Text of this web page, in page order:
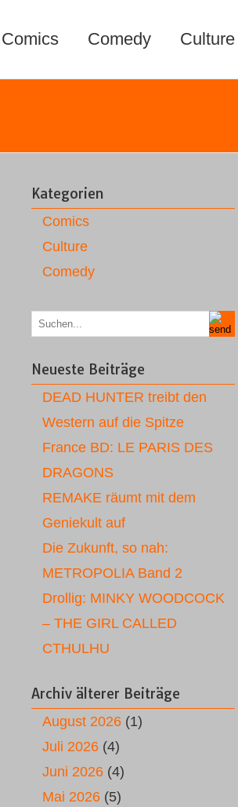
Comics Comedy Culture
Kategorien
Comics
Culture
Comedy
Neueste Beiträge
DEAD HUNTER treibt den
Western auf die Spitze
France BD: LE PARIS DES
DRAGONS
REMAKE räumt mit dem
Geniekult auf
Die Zukunft, so nah:
METROPOLIA Band 2
Drollig: MINKY WOODCOCK
– THE GIRL CALLED
CTHULHU
Archiv älterer Beiträge
August 2026 (1)
Juli 2026 (4)
Juni 2026 (4)
Mai 2026 (5)